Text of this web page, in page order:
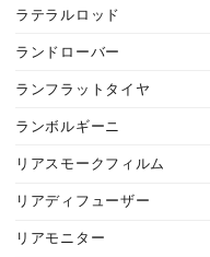
ラテラルロッド
ランドローバー
ランフラットタイヤ
ランボルギーニ
リアスモークフィルム
リアディフューザー
リアモニター